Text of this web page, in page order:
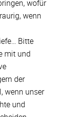
wofür
wenn
Bitte
mit und
der
wenn unser
und